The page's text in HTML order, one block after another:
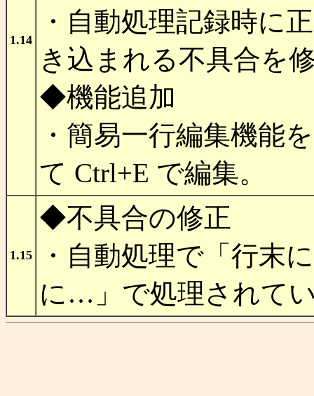
1.14
・自動処理記録時に
き込まれる不具合を
◆機能追加
・簡易一行編集機能
て Ctrl+E で編集。
1.15
◆不具合の修正
・自動処理で「行末
に…」で処理されて